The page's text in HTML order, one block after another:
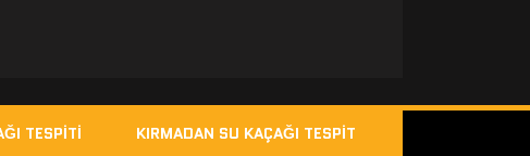
TESPITI KIRMADAN SU KAÇAĞI TESPIT